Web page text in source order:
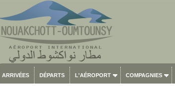
ARRIVÉES DÉPARTS L'AÉROPORT COMPAGNIES